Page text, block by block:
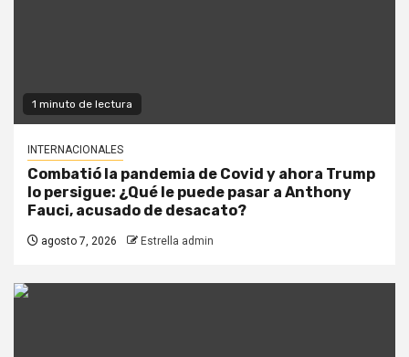
1 minuto de lectura
INTERNACIONALES
Combatió la pandemia de Covid y ahora Trump
lo persigue: ¿Qué le puede pasar a Anthony
Fauci, acusado de desacato?
agosto 7, 2026 Estrella admin